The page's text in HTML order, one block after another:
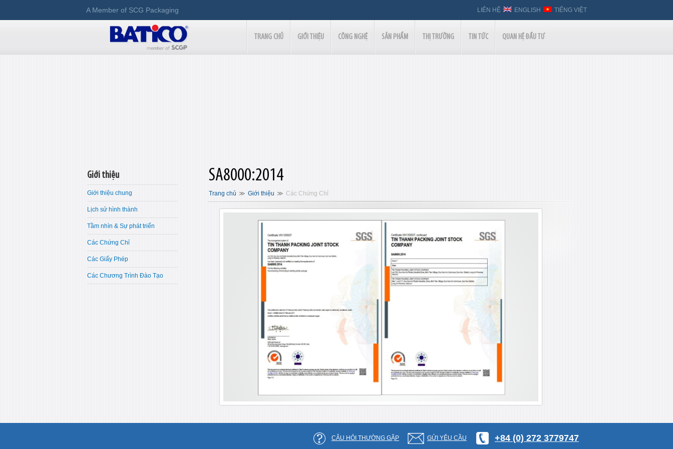
A Member of SCG Packaging TIẾNG VIỆT
ENGLISH
LIÊN HỆ
TRANG CHỦ GIỚI THIỆU CÔNG NGHỆ SẢN PHẨM THỊ TRƯỜNG TIN TỨC QUAN HỆ ĐẦU TƯ
Giới thiệu
Giới thiệu chung
Lịch sử hình thành
Tầm nhìn & Sự phát triển
Các Chứng Chỉ
Các Giấy Phép
Các Chương Trình Đào Tạo
SA8000:2014
Trang chủ Giới thiệu Các Chứng Chỉ
CÂU HỎI THƯỜNG GẶP GỬI YÊU CẦU +84 (0) 272 3779747